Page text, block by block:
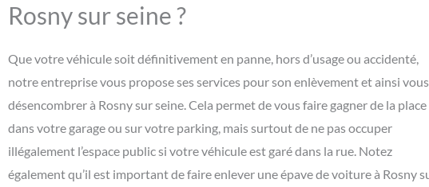
Rosny sur seine ?
Que votre véhicule soit définitivement en panne, hors d’usage ou accidenté,
notre entreprise vous propose ses services pour son enlèvement et ainsi vous
désencombrer à Rosny sur seine. Cela permet de vous faire gagner de la place
dans votre garage ou sur votre parking, mais surtout de ne pas occuper
illégalement l’espace public si votre véhicule est garé dans la rue. Notez
également qu’il est important de faire enlever une épave de voiture à Rosny